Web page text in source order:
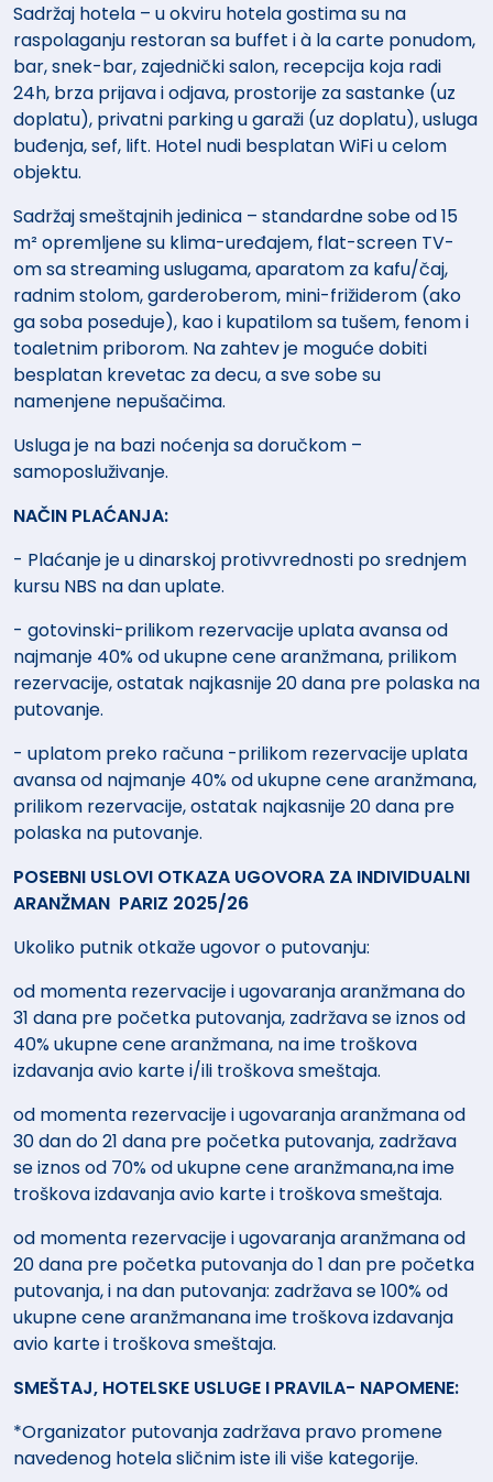
Sadržaj hotela – u okviru hotela gostima su na
raspolaganju restoran sa buffet i à la carte ponudom,
bar, snek-bar, zajednički salon, recepcija koja radi
24h, brza prijava i odjava, prostorije za sastanke (uz
doplatu), privatni parking u garaži (uz doplatu), usluga
buđenja, sef, lift. Hotel nudi besplatan WiFi u celom
objektu.
Sadržaj smeštajnih jedinica – standardne sobe od 15
m² opremljene su klima-uređajem, flat-screen TV-
om sa streaming uslugama, aparatom za kafu/čaj,
radnim stolom, garderoberom, mini-frižiderom (ako
ga soba poseduje), kao i kupatilom sa tušem, fenom i
toaletnim priborom. Na zahtev je moguće dobiti
besplatan krevetac za decu, a sve sobe su
namenjene nepušačima.
Usluga je na bazi noćenja sa doručkom –
samoposluživanje.
NAČIN PLAĆANJA:
- Plaćanje je u dinarskoj protivvrednosti po srednjem
kursu NBS na dan uplate.
- gotovinski-prilikom rezervacije uplata avansa od
najmanje 40% od ukupne cene aranžmana, prilikom
rezervacije, ostatak najkasnije 20 dana pre polaska na
putovanje.
- uplatom preko računa -prilikom rezervacije uplata
avansa od najmanje 40% od ukupne cene aranžmana,
prilikom rezervacije, ostatak najkasnije 20 dana pre
polaska na putovanje.
POSEBNI USLOVI OTKAZA UGOVORA ZA INDIVIDUALNI
ARANŽMAN PARIZ 2025/26
Ukoliko putnik otkaže ugovor o putovanju:
od momenta rezervacije i ugovaranja aranžmana do
31 dana pre početka putovanja, zadržava se iznos od
40% ukupne cene aranžmana, na ime troškova
izdavanja avio karte i/ili troškova smeštaja.
od momenta rezervacije i ugovaranja aranžmana od
30 dan do 21 dana pre početka putovanja, zadržava
se iznos od 70% od ukupne cene aranžmana,na ime
troškova izdavanja avio karte i troškova smeštaja.
od momenta rezervacije i ugovaranja aranžmana od
20 dana pre početka putovanja do 1 dan pre početka
putovanja, i na dan putovanja: zadržava se 100% od
ukupne cene aranžmanana ime troškova izdavanja
avio karte i troškova smeštaja.
SMEŠTAJ, HOTELSKE USLUGE I PRAVILA- NAPOMENE:
*Organizator putovanja zadržava pravo promene
navedenog hotela sličnim iste ili više kategorije.